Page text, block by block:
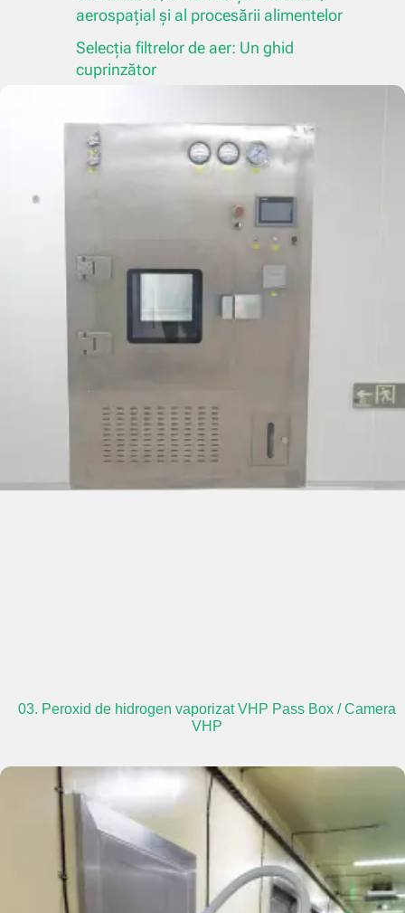
aerospațial și al procesării alimentelor
Selecția filtrelor de aer: Un ghid
cuprinzător
03. Peroxid de hidrogen vaporizat VHP Pass Box / Camera
VHP